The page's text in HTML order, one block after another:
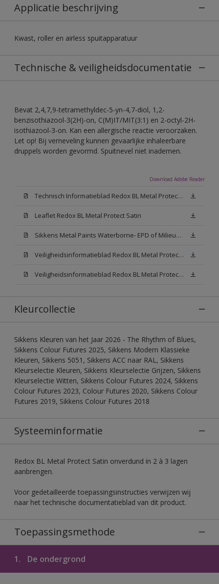
Applicatie beschrijving
Kwast, roller en airless spuitapparatuur
Technische & veiligheidsdocumentatie
Bevat 2,4,7,9-tetramethyldec-5-yn-4,7-diol, 1,2-
benzisothiazool-3(2H)-on, C(M)IT/MIT(3:1) en 2-octyl-2H-
isothiazool-3-on. Kan een allergische reactie veroorzaken.
Let op! Bij verneveling kunnen gevaarlijke inhaleerbare
druppels worden gevormd. Spuitnevel niet inademen.
Download Adobe Reader
Technisch Informatieblad Redox BL Metal Protect (PDF)
Leaflet Redox BL Metal Protect Satin
Sikkens Metal Paints Waterborne- EPD of Milieuproductverklaring
Veiligheidsinformatieblad Redox BL Metal Protect Satin N00 (MSDS)
Veiligheidsinformatieblad Redox BL Metal Protect Satin White W05 (MSDS)
Kleurcollectie
Sikkens Kleuren van het Jaar 2026 - The Rhythm of Blues,
Sikkens Colour Futures 2025, Sikkens Modern Klassieke
Kleuren, Sikkens 5051, Sikkens ACC naar RAL, Sikkens
Kleurselectie Kleuren, Sikkens Kleurselectie Grijzen, Sikkens
Kleurselectie Witten, Sikkens Colour Futures 2024, Sikkens
Colour Futures 2023, Colour Futures 2020, Sikkens Colour
Futures 2019, Sikkens Colour Futures 2018
Systeeminformatie
Redox BL Metal Protect Satin onverdund in 2 à 3 lagen
aanbrengen.
Voor gedetailleerde toepassingsinstructies verwijzen wij
naar het technische documentatieblad van dit product.
Toepassingsmethode
1. De ondergrond